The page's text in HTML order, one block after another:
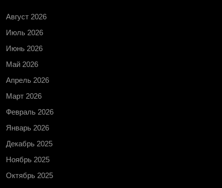
Август 2026
Июль 2026
Июнь 2026
Май 2026
Апрель 2026
Март 2026
Февраль 2026
Январь 2026
Декабрь 2025
Ноябрь 2025
Октябрь 2025